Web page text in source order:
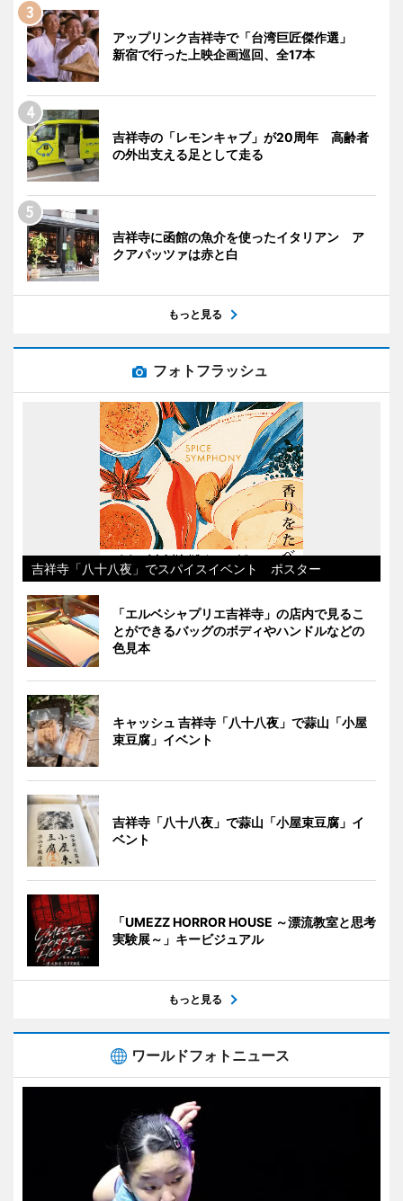
アップリンク吉祥寺で「台湾巨匠傑作選」
新宿で行った上映企画巡回、全17本
吉祥寺の「レモンキャブ」が20周年 高齢者
の外出支える足として走る
吉祥寺に函館の魚介を使ったイタリアン ア
クアパッツァは赤と白
もっと見る
フォトフラッシュ
吉祥寺「八十八夜」でスパイスイベント ポスター
「エルベシャプリエ吉祥寺」の店内で見るこ
とができるバッグのボディやハンドルなどの
色見本
キャッシュ 吉祥寺「八十八夜」で蒜山「小屋
束豆腐」イベント
吉祥寺「八十八夜」で蒜山「小屋束豆腐」イ
ベント
「UMEZZ HORROR HOUSE ～漂流教室と思考
実験展～」キービジュアル
もっと見る
ワールドフォトニュース